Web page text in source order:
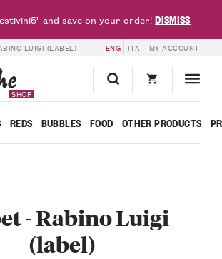
LUIGI (LABEL) ENG ITA MY ACCOUNT
SHOP
REDS BUBBLES FOOD OTHER PRODUCTS
- Rabino Luigi
(label)
and save on your order!DISMISS